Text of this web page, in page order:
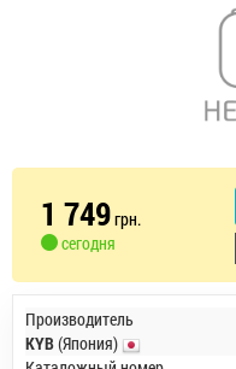
1 749грн.
сегодня
Производитель
KYB(Япония)